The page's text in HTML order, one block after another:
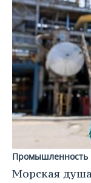
Промышленность
Морская